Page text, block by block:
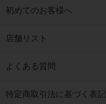
初めてのお客様へ
店舗リスト
よくある質問
特定商取引法に基づく表記